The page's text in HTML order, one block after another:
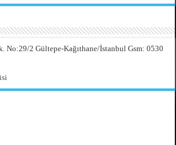
No:29/2 Gültepe-Kağıthane/İstanbul Gsm: 0530